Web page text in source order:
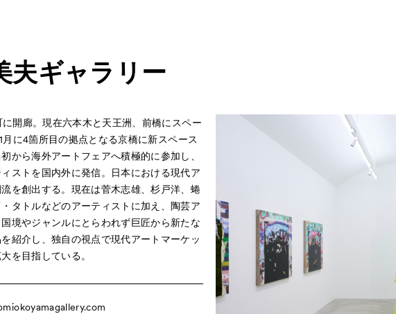
夫ギャラリー
開廊。現在六本木と天王洲、前橋にスペー
月に4箇所目の拠点となる京橋に新スペース
から海外アートフェアへ積極的に参加し、
ストを国内外に発信。日本における現代ア
を創出する。現在は菅木志雄、杉戸洋、蜷
タトルなどのアーティストに加え、陶芸ア
境やジャンルにとらわれず巨匠から新たな
紹介し、独自の視点で現代アートマーケッ
を目指している。